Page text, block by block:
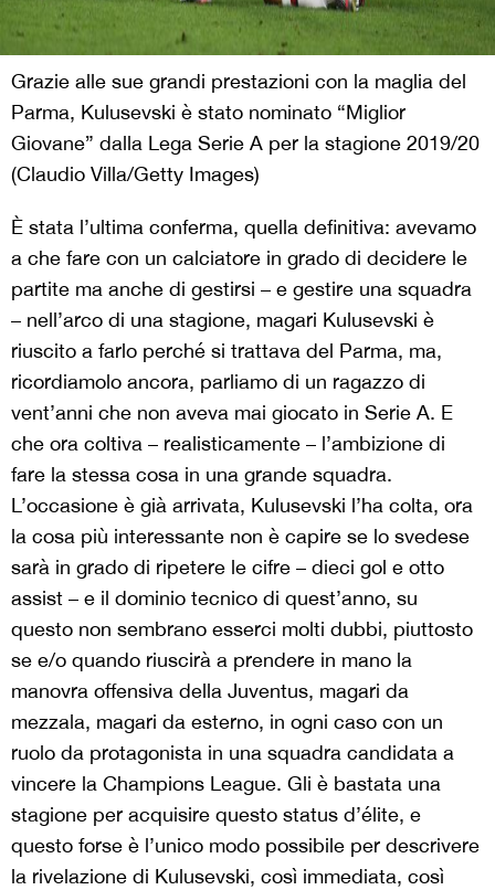
Grazie alle sue grandi prestazioni con la maglia del
Parma, Kulusevski è stato nominato “Miglior
Giovane” dalla Lega Serie A per la stagione 2019/20
(Claudio Villa/Getty Images)
È stata l’ultima conferma, quella definitiva: avevamo
a che fare con un calciatore in grado di decidere le
partite ma anche di gestirsi – e gestire una squadra
– nell’arco di una stagione, magari Kulusevski è
riuscito a farlo perché si trattava del Parma, ma,
ricordiamolo ancora, parliamo di un ragazzo di
vent’anni che non aveva mai giocato in Serie A. E
che ora coltiva – realisticamente – l’ambizione di
fare la stessa cosa in una grande squadra.
L’occasione è già arrivata, Kulusevski l’ha colta, ora
la cosa più interessante non è capire se lo svedese
sarà in grado di ripetere le cifre – dieci gol e otto
assist – e il dominio tecnico di quest’anno, su
questo non sembrano esserci molti dubbi, piuttosto
se e/o quando riuscirà a prendere in mano la
manovra offensiva della Juventus, magari da
mezzala, magari da esterno, in ogni caso con un
ruolo da protagonista in una squadra candidata a
vincere la Champions League. Gli è bastata una
stagione per acquisire questo status d’élite, e
questo forse è l’unico modo possibile per descrivere
la rivelazione di Kulusevski, così immediata, così